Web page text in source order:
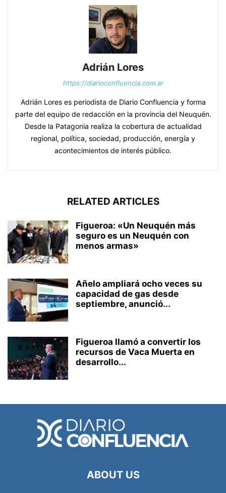
Adrián Lores
https://diarioconfluencia.com.ar
Adrián Lores es periodista de Diario Confluencia y forma
parte del equipo de redacción en la provincia del Neuquén.
Desde la Patagonia realiza la cobertura de actualidad
regional, política, sociedad, producción, energía y
acontecimientos de interés público.
RELATED ARTICLES
Figueroa: «Un Neuquén más
seguro es un Neuquén con
menos armas»
Añelo ampliará ocho veces su
capacidad de gas desde
septiembre, anunció...
Figueroa llamó a convertir los
recursos de Vaca Muerta en
desarrollo...
ABOUT US